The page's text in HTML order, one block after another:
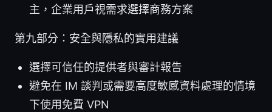
主，企業用戶視需求選擇商務方案
第九部分：安全與隱私的實用建議
選擇可信任的提供者與審計報告
避免在 IM 談判或需要高度敏感資料處理的情境
下使用免費 VPN